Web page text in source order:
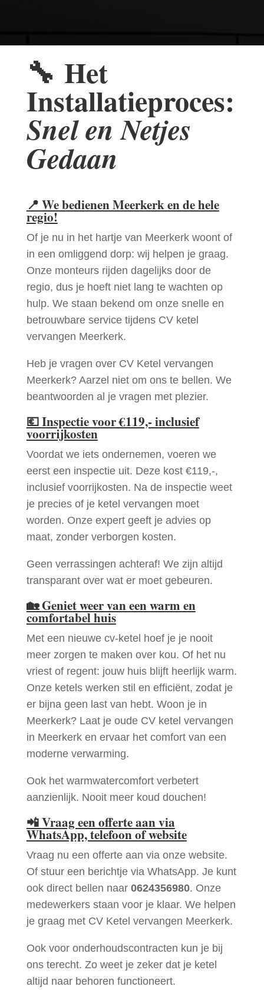
🔧 Het
Installatieproces:
Snel en Netjes
Gedaan
📍 We bedienen Meerkerk en de hele
regio!
Of je nu in het hartje van Meerkerk woont of
in een omliggend dorp: wij helpen je graag.
Onze monteurs rijden dagelijks door de
regio, dus je hoeft niet lang te wachten op
hulp. We staan bekend om onze snelle en
betrouwbare service tijdens CV ketel
vervangen Meerkerk.
Heb je vragen over CV Ketel vervangen
Meerkerk? Aarzel niet om ons te bellen. We
beantwoorden al je vragen met plezier.
💶Inspectie voor €119,- inclusief
voorrijkosten
Voordat we iets ondernemen, voeren we
eerst een inspectie uit. Deze kost €119,-,
inclusief voorrijkosten. Na de inspectie weet
je precies of je ketel vervangen moet
worden. Onze expert geeft je advies op
maat, zonder verborgen kosten.
Geen verrassingen achteraf! We zijn altijd
transparant over wat er moet gebeuren.
🏡Geniet weer van een warm en
comfortabel huis
Met een nieuwe cv-ketel hoef je je nooit
meer zorgen te maken over kou. Of het nu
vriest of regent: jouw huis blijft heerlijk warm.
Onze ketels werken stil en efficiënt, zodat je
er bijna geen last van hebt. Woon je in
Meerkerk? Laat je oude CV ketel vervangen
in Meerkerk en ervaar het comfort van een
moderne verwarming.
Ook het warmwatercomfort verbetert
aanzienlijk. Nooit meer koud douchen!
📲Vraag een offerte aan via
WhatsApp, telefoon of website
Vraag nu een offerte aan via onze website.
Of stuur een berichtje via WhatsApp. Je kunt
ook direct bellen naar 0624356980. Onze
medewerkers staan voor je klaar. We helpen
je graag met CV Ketel vervangen Meerkerk.
Ook voor onderhoudscontracten kun je bij
ons terecht. Zo weet je zeker dat je ketel
altijd naar behoren functioneert.